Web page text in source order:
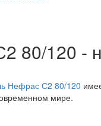
80/120 -
Нефрас С2 80/120
мире.